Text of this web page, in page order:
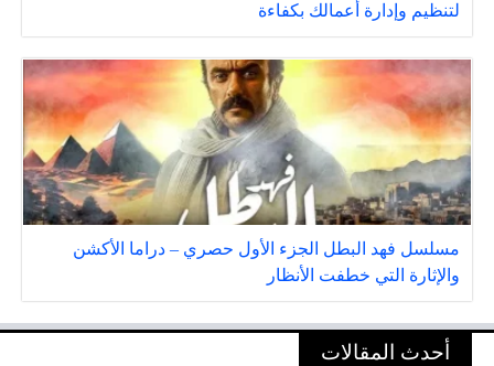
لتنظيم وإدارة أعمالك بكفاءة
مسلسل فهد البطل الجزء الأول حصري – دراما الأكشن
والإثارة التي خطفت الأنظار
أحدث المقالات